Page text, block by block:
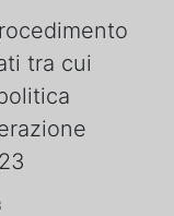
tra cui